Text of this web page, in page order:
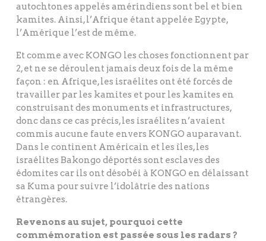
autochtones appelés amérindiens sont bel et bien
kamites. Ainsi, l’Afrique étant appelée Egypte,
l’Amérique l’est de même.
Et comme avec KONGO les choses fonctionnent par
2, et ne se déroulent jamais deux fois de la même
façon : en Afrique, les israélites ont été forcés de
travailler par les kamites et pour les kamites en
construisant des monuments et infrastructures,
donc dans ce cas précis, les israélites n’avaient
commis aucune faute envers KONGO auparavant.
Dans le continent Américain et les îles, les
israélites Bakongo déportés sont esclaves des
édomites car ils ont désobéi à KONGO en délaissant
sa Kuma pour suivre l’idolâtrie des nations
étrangères.
Revenons au sujet, pourquoi cette
commémoration est passée sous les radars ?